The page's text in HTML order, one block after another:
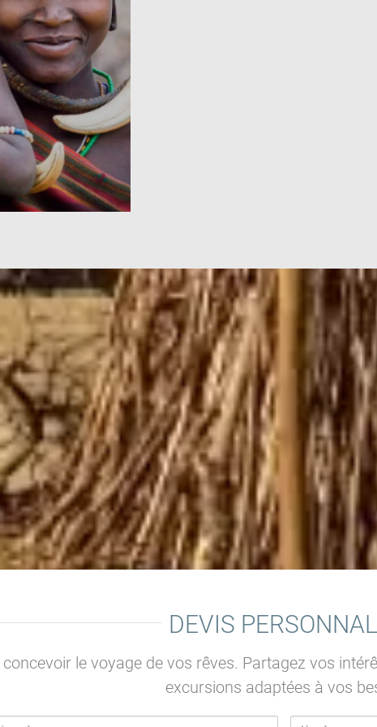
DEVIS
le voyage de vos rêves. Partagez vos
excursions adaptées à vos